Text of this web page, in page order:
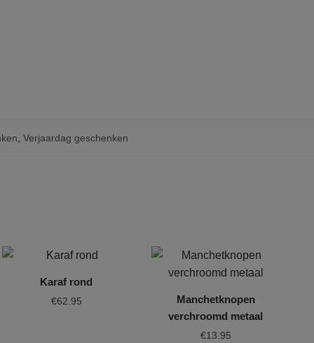
Verjaardag geschenken
Karaf rond
€62.95
Manchetknopen
verchroomd metaal
€13.95